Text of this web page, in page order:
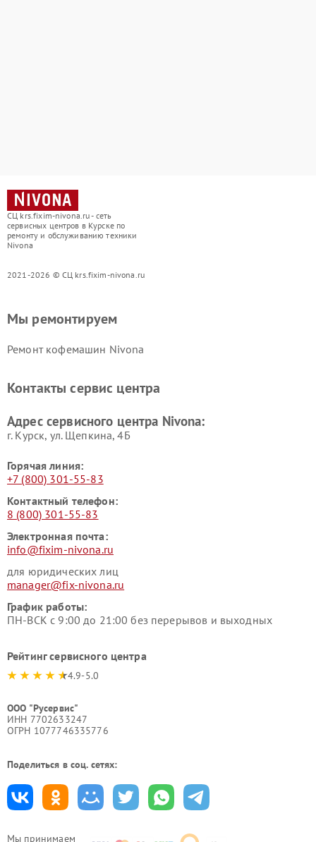
СЦ krs.fixim-nivona.ru - сеть
сервисных центров в Курске по
ремонту и обслуживанию техники
Nivona
2021-2026 © СЦ krs.fixim-nivona.ru
Мы принимаем
Мы ремонтируем
Ремонт кофемашин Nivona
Контакты сервис центра
Адрес сервисного центра Nivona:
г. Курск, ул. Щепкина, 4Б
Горячая линия:
+7 (800) 301-55-83
Контактный телефон:
8 (800) 301-55-83
Электронная почта:
info@fixim-nivona.ru
для юридических лиц
manager@fix-nivona.ru
График работы:
ПН-ВСК с 9:00 до 21:00 без перерывов и выходных
Рейтинг сервисного центра
4.9-5.0
ООО "Русервис"
ИНН 7702633247
ОГРН 1077746335776
Поделиться в соц. сетях: